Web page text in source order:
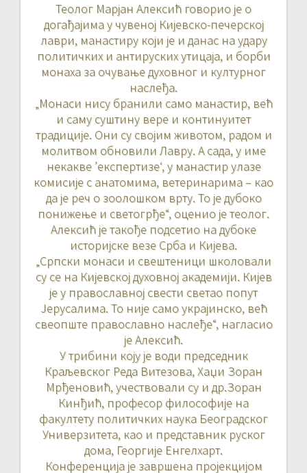
Теолог Марјан Алексић говорио је о
догађајима у чувеној Кијевско-печерској
лаври, манастиру који је и данас на удару
политичких и антируских утицаја, и борби
монаха за очување духовног и културног
наслеђа.
„Монаси нису бранили само манастир, већ
и саму суштину вере и континуитет
традиције. Они су својим животом, радом и
молитвом обновили Лавру. А сада, у име
некакве ’експертизе‘, у манастир улазе
комисије с анатомима, ветеринарима – као
да је реч о зоолошком врту. То је дубоко
понижење и светогрђе“, оценио је теолог.
Алексић је такође подсетио на дубоке
историјске везе Срба и Кијева.
„Српски монаси и свештеници школовали
су се на Кијевској духовној академији. Кијев
је у православној свести светао попут
Јерусалима. То није само украјинско, већ
свеопште православно наслеђе“, нагласио
је Алексић.
У трибини коју је води председник
Краљевског Реда Витезова, Хаџи Зоран
Мрђеновић, учествовали су и др.Зоран
Кинђић, професор философије на
факултету политичких наука Београдског
Универзитета, као и представник руског
дома, Георгије Енгелхарт.
Конференција је завршена пројекцијом